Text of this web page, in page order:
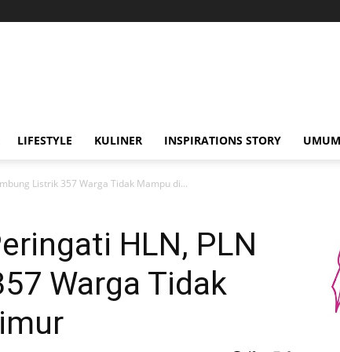
LIFESTYLE KULINER INSPIRATIONS STORY UMUM
Listrik 357 Warga Tidak Mampu di...
HLN, PLN
Warga Tidak